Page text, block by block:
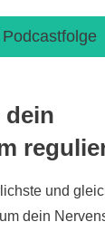
dein
und
dein